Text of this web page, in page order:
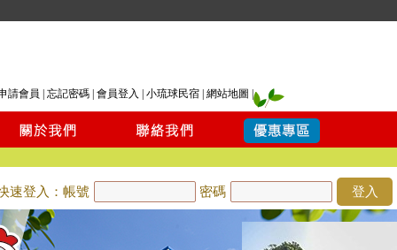
請會員 忘記密碼 會員登入 小琉球民宿 網站地圖
速登入：帳號 密碼 登入